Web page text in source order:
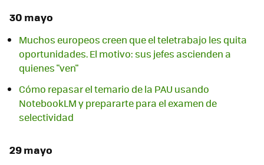
30 mayo
Muchos europeos creen que el teletrabajo les quita
oportunidades. El motivo: sus jefes ascienden a
quienes "ven"
Cómo repasar el temario de la PAU usando
NotebookLM y prepararte para el examen de
selectividad
29 mayo